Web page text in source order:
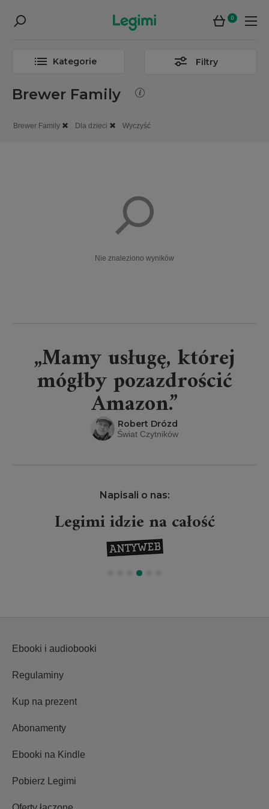
0
Kategorie Filtry
Brewer Family
Brewer Family Dla dzieci Wyczyść
Nie znaleziono wyników
„Mamy usługę, której
mógłby pozazdrościć
Amazon.”
Robert Drózd
Świat Czytników
Napisali o nas:
Legimi idzie na całość
Ebooki i audiobooki
Regulaminy
Kup na prezent
Abonamenty
Ebooki na Kindle
Pobierz Legimi